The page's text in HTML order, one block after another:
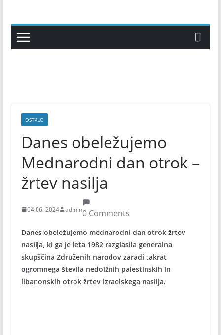
content
OSTALO
Danes obeležujemo
Mednarodni dan otrok –
žrtev nasilja
04.06. 2024 admin0 Comments
Danes obeležujemo mednarodni dan otrok žrtev
nasilja, ki ga je leta 1982 razglasila generalna
skupščina Združenih narodov zaradi takrat
ogromnega števila nedolžnih palestinskih in
libanonskih otrok žrtev izraelskega nasilja.